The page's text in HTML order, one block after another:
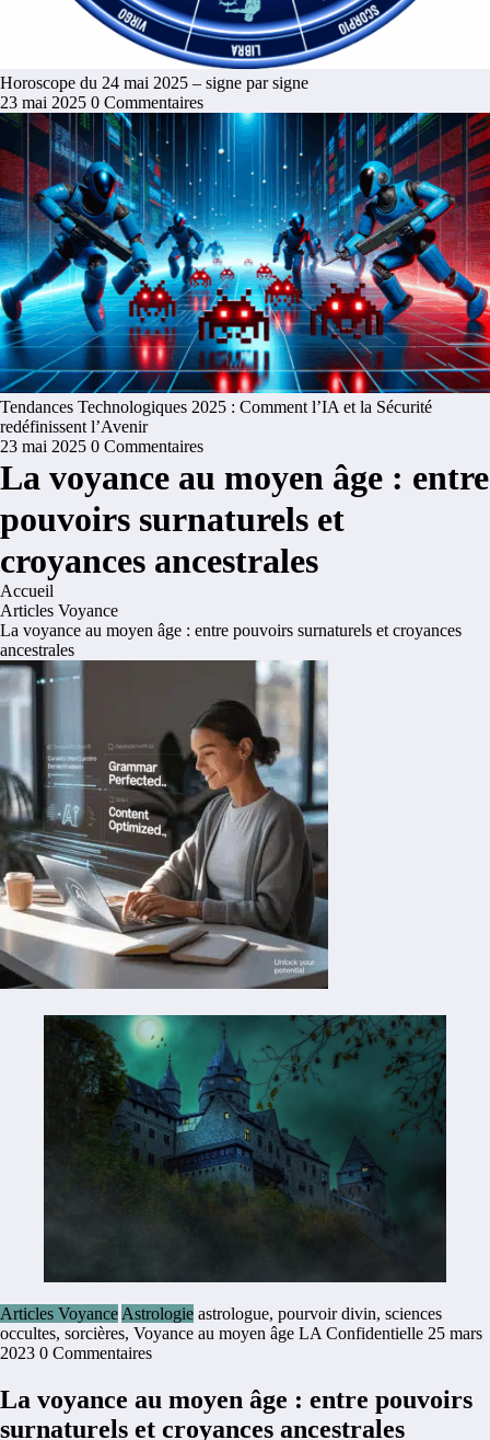
Horoscope du 24 mai 2025 – signe par signe
23 mai 2025 0 Commentaires
Tendances Technologiques 2025 : Comment l’IA et la Sécurité
redéfinissent l’Avenir
23 mai 2025 0 Commentaires
La voyance au moyen âge : entre
pouvoirs surnaturels et
croyances ancestrales
Accueil
Articles Voyance
La voyance au moyen âge : entre pouvoirs surnaturels et croyances
ancestrales
Articles Voyance Astrologie astrologue, pourvoir divin, sciences
occultes, sorcières, Voyance au moyen âge LA Confidentielle 25 mars
2023 0 Commentaires
La voyance au moyen âge : entre pouvoirs
surnaturels et croyances ancestrales